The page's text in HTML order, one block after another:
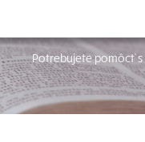
Potrebujete pomôcť s